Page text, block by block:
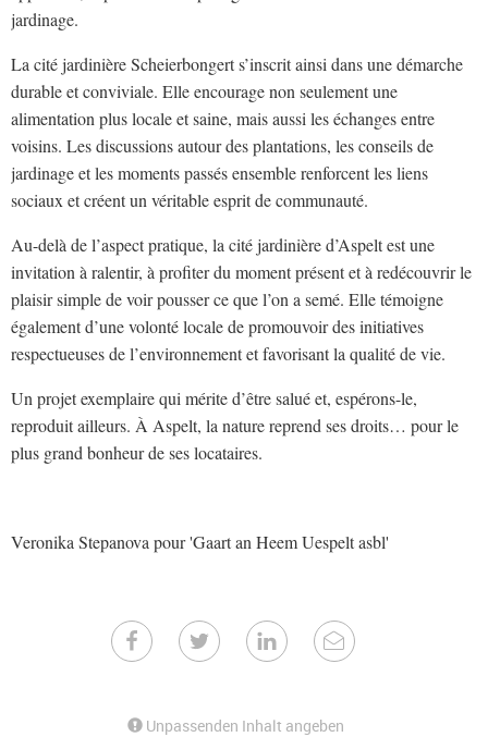
jardinage.
La cité jardinière Scheierbongert s’inscrit ainsi dans une démarche
durable et conviviale. Elle encourage non seulement une
alimentation plus locale et saine, mais aussi les échanges entre
voisins. Les discussions autour des plantations, les conseils de
jardinage et les moments passés ensemble renforcent les liens
sociaux et créent un véritable esprit de communauté.
Au-delà de l’aspect pratique, la cité jardinière d’Aspelt est une
invitation à ralentir, à profiter du moment présent et à redécouvrir le
plaisir simple de voir pousser ce que l’on a semé. Elle témoigne
également d’une volonté locale de promouvoir des initiatives
respectueuses de l’environnement et favorisant la qualité de vie.
Un projet exemplaire qui mérite d’être salué et, espérons-le,
reproduit ailleurs. À Aspelt, la nature reprend ses droits… pour le
plus grand bonheur de ses locataires.
Veronika Stepanova pour 'Gaart an Heem Uespelt asbl'
Unpassenden Inhalt angeben